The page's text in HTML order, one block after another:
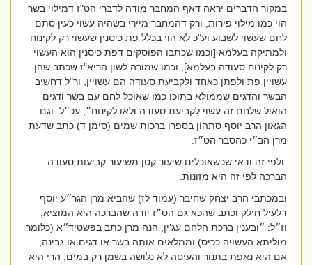
במקור הדברים יראה דאף המחבר מודה לדברי הט"ז דמילוי בשר
הוי כמו מילוי פירות, ורק דהמחבר מיירי בשהיה עשוי כעין סתם
לחם שעשוי לשבוע וע"כ לא הוי בכלל פת כיסנין שעשוי רק לקינוח
ולמתיקה בעלמא [וכמו שכתבו הפוסקים דפת כיסנין הוא העשוי
רק לקינוח סעודה בעלמא], וכמו שמורה לשון הריא"ז שכתב שהן
עשויין פת ולפתן כאחד ולקביעת סעודה הם עשויין, ור"ל דחשיב
הבשר והדגים שממולא בתוכו כמו שאוכל לחם עם בשר ודגים
הואיל שלחם זה עשוי לקביעת סעודה ולאו לקינוח״, עכ״ל. וגם
הגאון הרב יוסף סתהון בספרו ברכות שמים (סימן ד) כתב שדעת
מרן הב״י כהסבר הט״ז.
ולפי זה ודאי שכשאוכלים שיעור קטן משיעור קביעות סעודה
הברכה לפי זה היא מזונות.
ובמכתבי הרב יצחק שחיבר (עמוד לז) שהביא מרן הגר״ע יוסף
דלעיל חילק וכתב שהכא גם הט״ז יודה שהברכה היא המוציא,
וז״ל: ״ובענין ברכת הלחם עג’ין, הנה מרן כתב בפשטיד״א (כלומר
מוליתא העשויה ככיס) וממלאים אותה בשר או דגים או גבינה,
אם היא נאפת בתנור והעיסה לא נלושה בשמן רק במים, הרי היא